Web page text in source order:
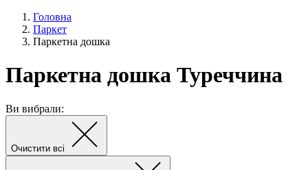
Головна
Паркет
Паркетна дошка
Паркетна дошка Туреччина
Ви вибрали:
Очистити всі